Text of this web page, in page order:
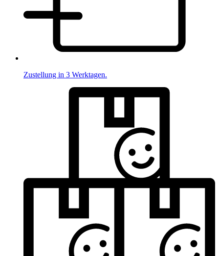
Zustellung in 3 Werktagen.